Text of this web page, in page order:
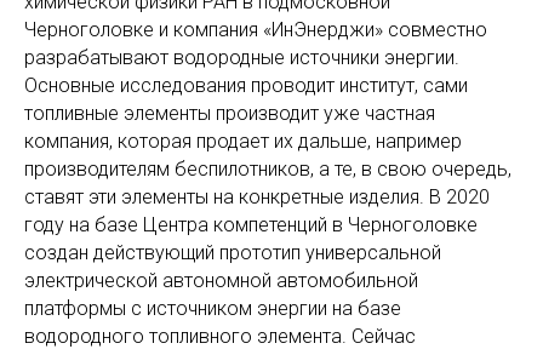
Черноголовке и компания «ИнЭнерджи» совместно
разрабатывают водородные источники энергии.
Основные исследования проводит институт, сами
топливные элементы производит уже частная
компания, которая продает их дальше, например
производителям беспилотников, а те, в свою очередь,
ставят эти элементы на конкретные изделия. В 2020
году на базе Центра компетенций в Черноголовке
создан действующий прототип универсальной
электрической автономной автомобильной
платформы с источником энергии на базе
водородного топливного элемента. Сейчас